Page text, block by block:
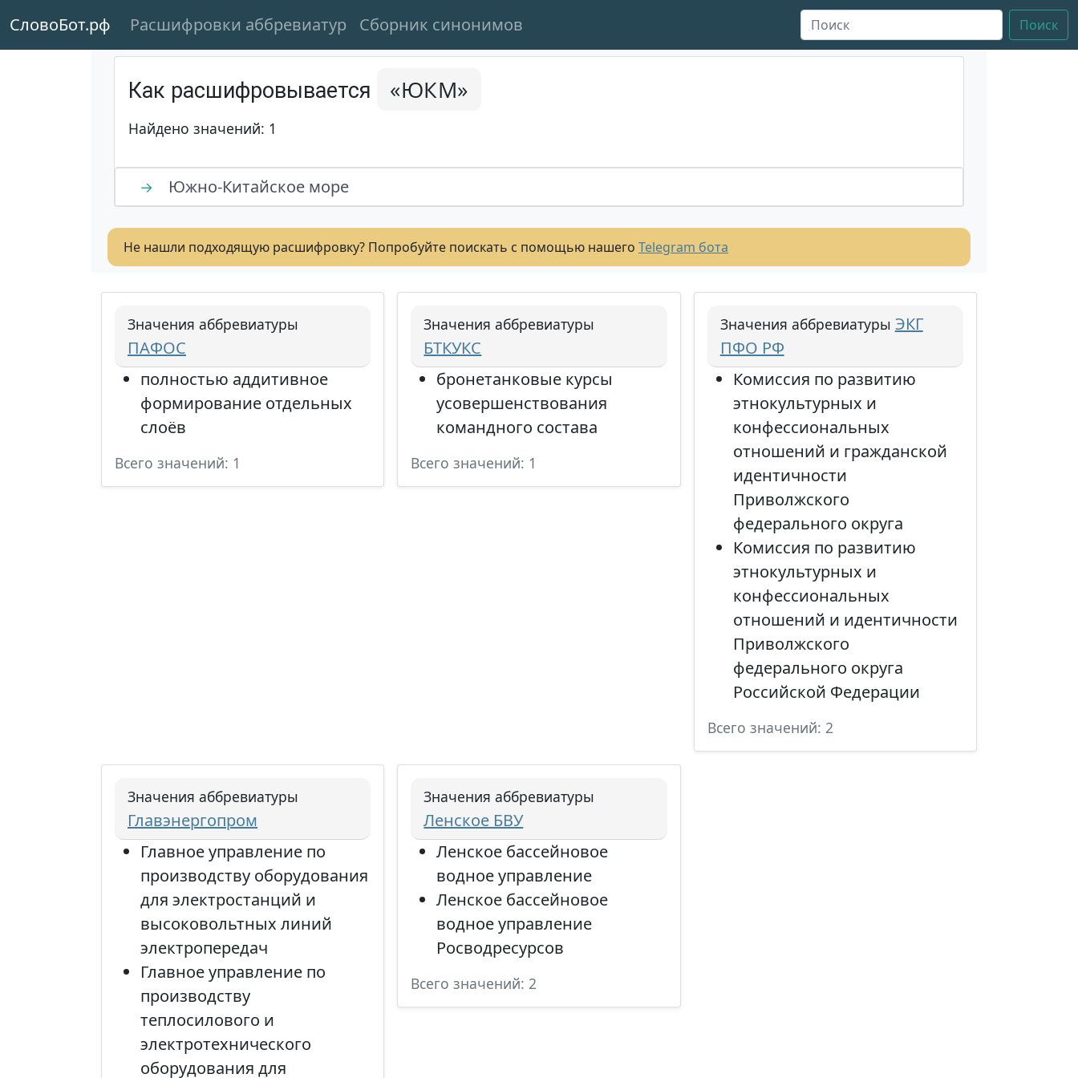
СловоБот.рф Расшифровки аббревиатур Сборник синонимов Поиск
Как расшифровывается «ЮКМ»
Найдено значений: 1
→ Южно-Китайское море
Не нашли подходящую расшифровку? Попробуйте поискать с помощью нашего Telegram бота
Значения аббревиатуры
ПАФОС
полностью аддитивное
формирование отдельных
слоёв
Всего значений: 1
Значения аббревиатуры
БТКУКС
бронетанковые курсы
усовершенствования
командного состава
Всего значений: 1
Значения аббревиатуры ЭКГ
ПФО РФ
Комиссия по развитию
этнокультурных и
конфессиональных
отношений и гражданской
идентичности
Приволжского
федерального округа
Комиссия по развитию
этнокультурных и
конфессиональных
отношений и идентичности
Приволжского
федерального округа
Российской Федерации
Всего значений: 2
Значения аббревиатуры
Главэнергопром
Главное управление по
производству оборудования
для электростанций и
высоковольтных линий
электропередач
Главное управление по
производству
теплосилового и
электротехнического
оборудования для
Значения аббревиатуры
Ленское БВУ
Ленское бассейновое
водное управление
Ленское бассейновое
водное управление
Росводресурсов
Всего значений: 2